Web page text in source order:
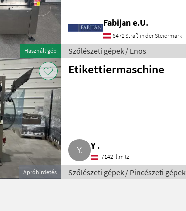
Használt gép
Fabijan e.U.
8472 Straß in der Steiermark
Szőlészeti gépek / Enos
Apróhirdetés
Etikettiermaschine
Y .
7142 Illmitz
Szőlészeti gépek / Pincészeti gépek